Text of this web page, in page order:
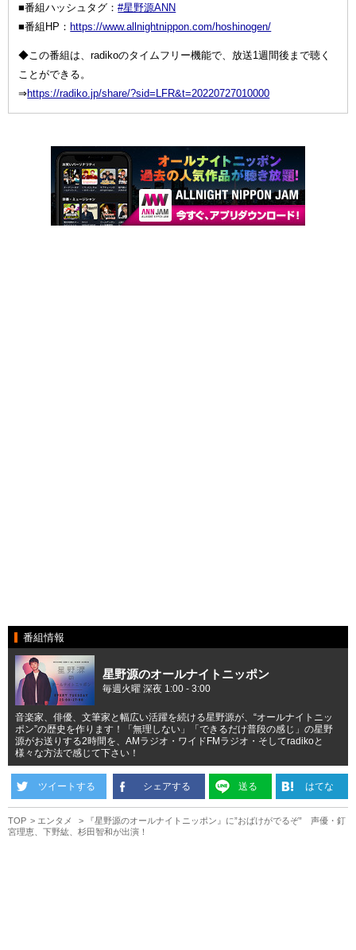
■番組ハッシュタグ：#星野源ANN
■番組HP： https://www.allnightnippon.com/hoshinogen/
◆この番組は、radikoのタイムフリー機能で、放送1週間後まで聴く
ことができる。
⇒https://radiko.jp/share/?sid=LFR&t=20220727010000
番組情報
星野源のオールナイトニッポン
毎週火曜 深夜 1:00 - 3:00
音楽家、俳優、文筆家と幅広い活躍を続ける星野源が、“オールナイトニッ
ポン”の歴史を作ります！「無理しない」「できるだけ普段の感じ」の星野
源がお送りする2時間を、AMラジオ・ワイドFMラジオ・そしてradikoと
様々な方法で感じて下さい！
ツイートする シェアする 送る はてな
TOP エンタメ
『星野源のオールナイトニッポン』に”おばけがでるぞ” 声優・釘
宮理恵、下野紘、杉田智和が出演！